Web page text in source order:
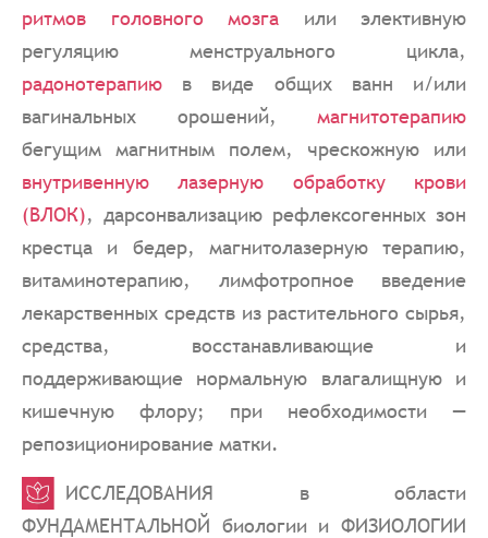
ритмов головного мозга или элективную
регуляцию менструального цикла,
радонотерапию в виде общих ванн и/или
вагинальных орошений, магнитотерапию
бегущим магнитным полем, чрескожную или
внутривенную лазерную обработку крови
(ВЛОК), дарсонвализацию рефлексогенных зон
крестца и бедер, магнитолазерную терапию,
витаминотерапию, лимфотропное введение
лекарственных средств из растительного сырья,
средства, восстанавливающие и
поддерживающие нормальную влагалищную и
кишечную флору; при необходимости —
репозиционирование матки.
ИССЛЕДОВАНИЯ в области
ФУНДАМЕНТАЛЬНОЙ биологии и ФИЗИОЛОГИИ